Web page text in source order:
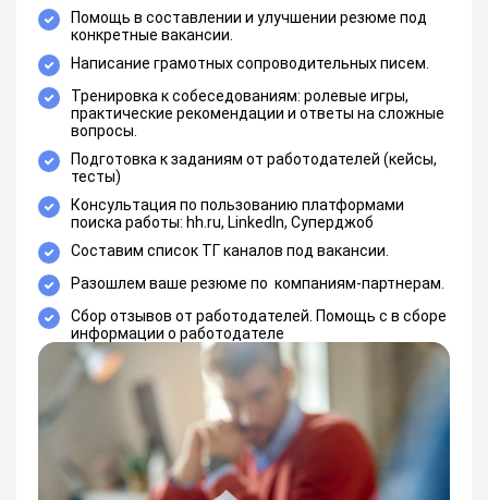
Помощь в составлении и улучшении резюме под
конкретные вакансии.
Написание грамотных сопроводительных писем.
Тренировка к собеседованиям: ролевые игры,
практические рекомендации и ответы на сложные
вопросы.
Подготовка к заданиям от работодателей (кейсы,
тесты)
Консультация по пользованию платформами
поиска работы: hh.ru, LinkedIn, Суперджоб
Составим список ТГ каналов под вакансии.
Разошлем ваше резюме по компаниям-партнерам.
Сбор отзывов от работодателей. Помощь с в сборе
информации о работодателе